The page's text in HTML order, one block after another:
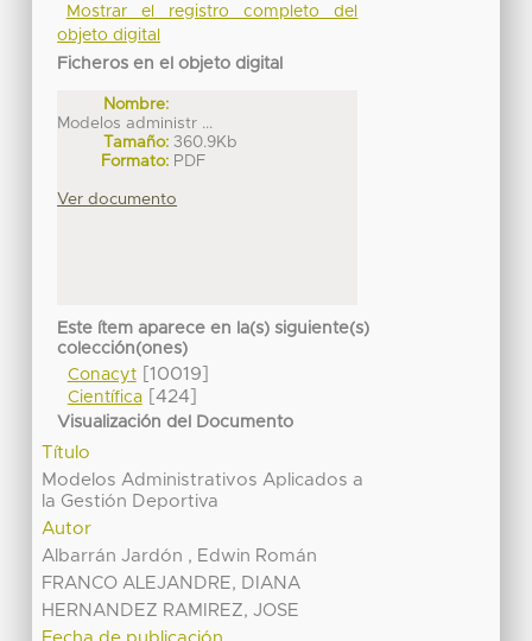
Mostrar el registro completo del
objeto digital
Ficheros en el objeto digital
Nombre:
Modelos administr ...
Tamaño: 360.9Kb
Formato: PDF
Ver documento
Este ítem aparece en la(s) siguiente(s)
colección(ones)
Conacyt[10019]
Científica[424]
Visualización del Documento
Título
Modelos Administrativos Aplicados a
la Gestión Deportiva
Autor
Albarrán Jardón , Edwin Román
FRANCO ALEJANDRE, DIANA
HERNANDEZ RAMIREZ, JOSE